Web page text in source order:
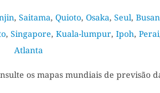
, Saitama, Quioto, Osaka, Seul, Busan
, Singapore, Kuala-lumpur, Ipoh, Perai
Atlanta
os mapas mundiais de previsão